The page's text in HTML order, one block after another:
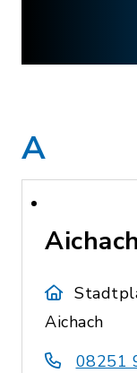
A
Aichach
Aichach
08251